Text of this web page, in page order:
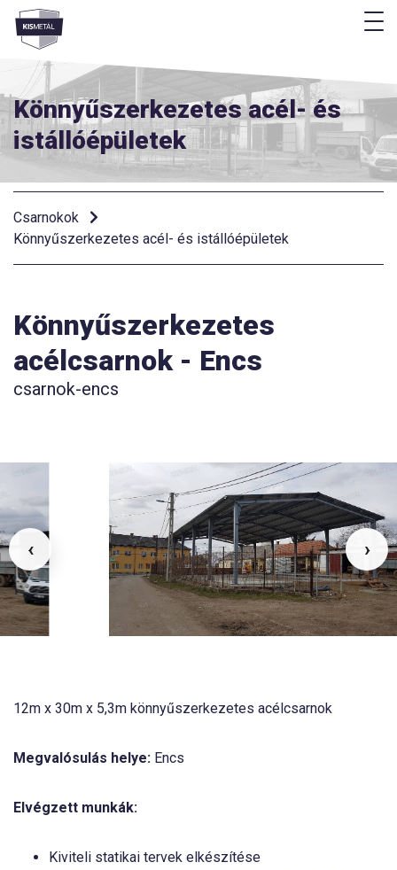
Menü
Könnyűszerkezetes acél- és
istállóépületek
Csarnokok
Könnyűszerkezetes acél- és istállóépületek
Könnyűszerkezetes
acélcsarnok - Encs
csarnok-encs
›
‹
12m x 30m x 5,3m könnyűszerkezetes acélcsarnok
Megvalósulás helye: Encs
Elvégzett munkák:
Kiviteli statikai tervek elkészítése